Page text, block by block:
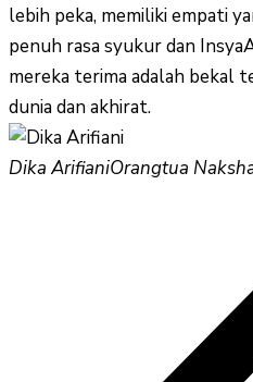
lebih peka, memiliki empati
penuh rasa syukur dan
mereka terima adalah bekal
dunia dan akhirat.
Dika ArifianiOrangtua